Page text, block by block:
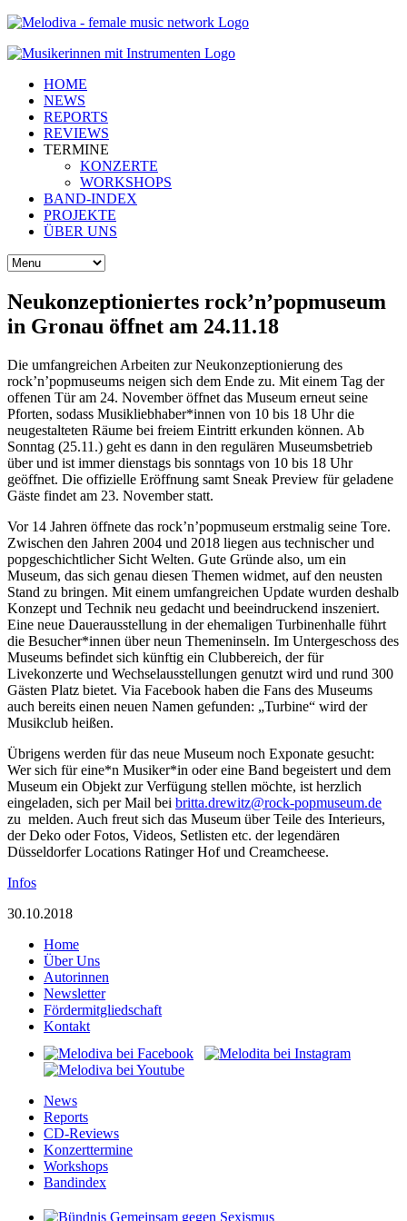
HOME
NEWS
REPORTS
REVIEWS
TERMINE
KONZERTE
WORKSHOPS
BAND-INDEX
PROJEKTE
ÜBER UNS
Neukonzeptioniertes rock’n’popmuseum
in Gronau öffnet am 24.11.18
Die umfangreichen Arbeiten zur Neukonzeptionierung des
rock’n’popmuseums neigen sich dem Ende zu. Mit einem Tag der
offenen Tür am 24. November öffnet das Museum erneut seine
Pforten, sodass Musikliebhaber*innen von 10 bis 18 Uhr die
neugestalteten Räume bei freiem Eintritt erkunden können. Ab
Sonntag (25.11.) geht es dann in den regulären Museumsbetrieb
über und ist immer dienstags bis sonntags von 10 bis 18 Uhr
geöffnet. Die offizielle Eröffnung samt Sneak Preview für geladene
Gäste findet am 23. November statt.
Vor 14 Jahren öffnete das rock’n’popmuseum erstmalig seine Tore.
Zwischen den Jahren 2004 und 2018 liegen aus technischer und
popgeschichtlicher Sicht Welten. Gute Gründe also, um ein
Museum, das sich genau diesen Themen widmet, auf den neusten
Stand zu bringen. Mit einem umfangreichen Update wurden deshalb
Konzept und Technik neu gedacht und beeindruckend inszeniert.
Eine neue Dauerausstellung in der ehemaligen Turbinenhalle führt
die Besucher*innen über neun Themeninseln. Im Untergeschoss des
Museums befindet sich künftig ein Clubbereich, der für
Livekonzerte und Wechselausstellungen genutzt wird und rund 300
Gästen Platz bietet. Via Facebook haben die Fans des Museums
auch bereits einen neuen Namen gefunden: „Turbine“ wird der
Musikclub heißen.
Übrigens werden für das neue Museum noch Exponate gesucht:
Wer sich für eine*n Musiker*in oder eine Band begeistert und dem
Museum ein Objekt zur Verfügung stellen möchte, ist herzlich
eingeladen, sich per Mail bei
ed.mu
esump
op-kc
or@zt
iwerd
.atti
rb
zu melden. Auch freut sich das Museum über Teile des Interieurs,
der Deko oder Fotos, Videos, Setlisten etc. der legendären
Düsseldorfer Locations Ratinger Hof und Creamcheese.
Infos
30.10.2018
Home
Über Uns
Autorinnen
Newsletter
Fördermitgliedschaft
Kontakt
News
Reports
CD-Reviews
Konzerttermine
Workshops
Bandindex